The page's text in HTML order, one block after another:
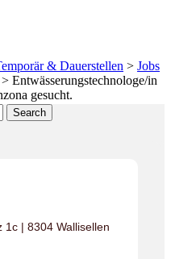
& Dauerstellen > Jobs
> Entwässerungstechnologe/in
gesucht.
Search
1c | 8304 Wallisellen